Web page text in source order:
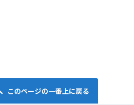
このページの一番上に戻る